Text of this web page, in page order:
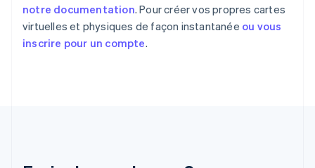
notre documentation. Pour créer vos propres cartes
virtuelles et physiques de façon instantanée ou vous
inscrire pour un compte.
France
FrançaisEnglish
Gibraltar